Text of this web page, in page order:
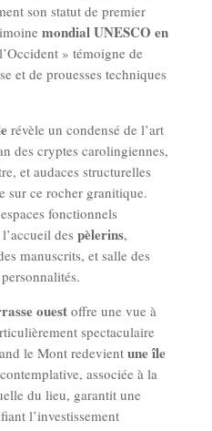
son statut de premier
mondial UNESCO en
» témoigne de
et de prouesses techniques
révèle un condensé de l’art
des cryptes carolingiennes,
et audaces structurelles
sur ce rocher granitique.
fonctionnels
des pèlerins,
manuscrits, et salle des
ouestoffre une vue à
spectaculaire
le Mont redevient une île
associée à la
du lieu, garantit une
l’investissement